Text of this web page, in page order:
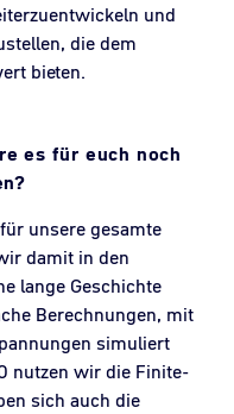
und
die dem
bieten.
es für euch noch
unsere gesamte
damit in den
lange Geschichte
Berechnungen, mit
simuliert
nutzen wir die Finite-
sich auch die